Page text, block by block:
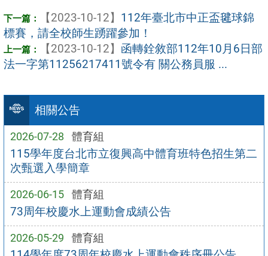
相關公告
2026-07-28 體育組
115學年度台北市立復興高中體育班特色招生第二
次甄選入學簡章
2026-06-15 體育組
73周年校慶水上運動會成績公告
2026-05-29 體育組
【2023-10-12】 112年臺北市中正盃毽球錦
標賽，請全校師生踴躍參加！
【2023-10-12】 函轉銓敘部112年10月6日部
法一字第11256217411號令有 關公務員服 ...